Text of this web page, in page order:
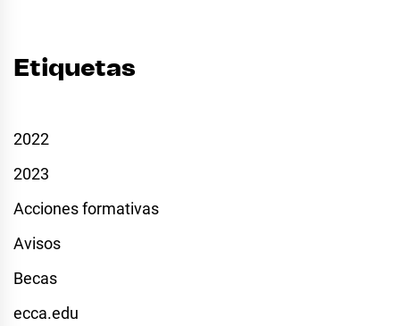
Etiquetas
2022
2023
Acciones formativas
Avisos
Becas
ecca.edu